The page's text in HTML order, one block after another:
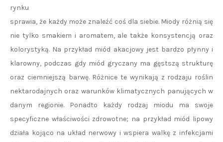
rynku
sprawia, że każdy może znaleźć coś dla siebie. Miody różnią się
nie tylko smakiem i aromatem, ale także konsystencją oraz
kolorystyką. Na przykład miód akacjowy jest bardzo płynny i
klarowny, podczas gdy miód gryczany ma gęstszą strukturę
oraz ciemniejszą barwę. Różnice te wynikają z rodzaju roślin
nektarodajnych oraz warunków klimatycznych panujących w
danym regionie. Ponadto każdy rodzaj miodu ma swoje
specyficzne właściwości zdrowotne; na przykład miód lipowy
działa kojąco na układ nerwowy i wspiera walkę z infekcjami